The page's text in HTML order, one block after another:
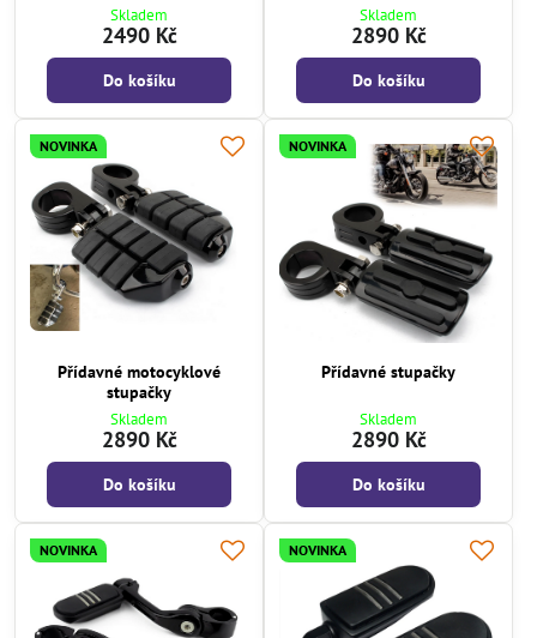
Skladem
2490 Kč
Do košíku
Skladem
2890 Kč
Do košíku
NOVINKA
Přídavné motocyklové
stupačky
Skladem
2890 Kč
Do košíku
NOVINKA
Přídavné stupačky
Skladem
2890 Kč
Do košíku
NOVINKA NOVINKA